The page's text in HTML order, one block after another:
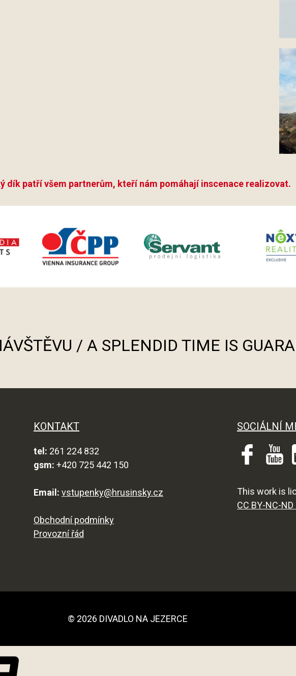
dík patří všem partnerům, kteří nám pomáhají inscenace realizovat.
/ A SPLENDID TIME IS
KONTAKT
tel: 261 224 832
gsm: +420 725 442 150
Email: vstupenky@hrusinsky.cz
Obchodní podmínky
Provozní řád
SOCIÁLNÍ
This work is
CC BY-NC-ND
© 2026 DIVADLO NA JEZERCE